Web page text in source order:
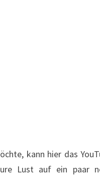
kann hier das
Lust auf ein paar